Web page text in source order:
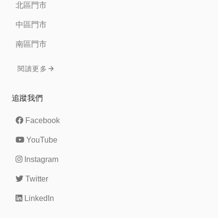
北區門市
中區門市
南區門市
閱讀更多
追蹤我們
Facebook
YouTube
Instagram
Twitter
LinkedIn